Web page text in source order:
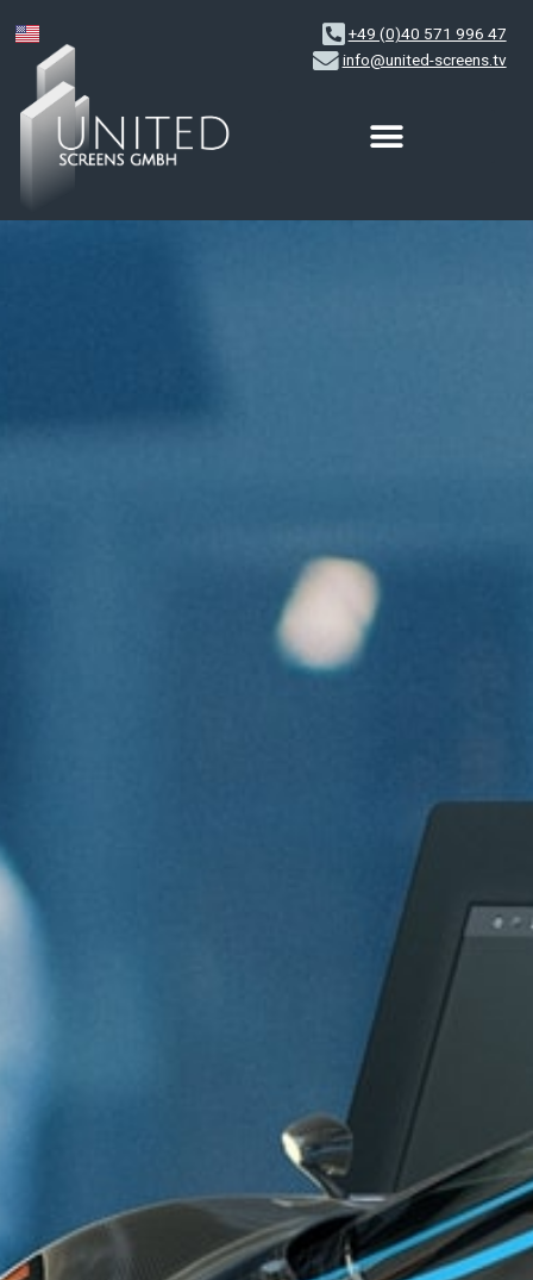
Zum
Inhalt
springen
+49 (0)40 571 996 47
info@united-screens.tv